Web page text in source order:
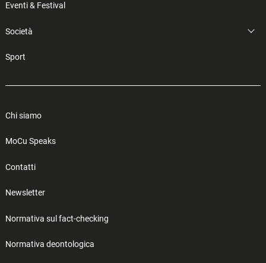
Eventi & Festival
Società
Sport
Chi siamo
MoCu Speaks
Contatti
Newsletter
Normativa sul fact-checking
Normativa deontologica